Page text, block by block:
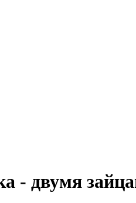
- двумя